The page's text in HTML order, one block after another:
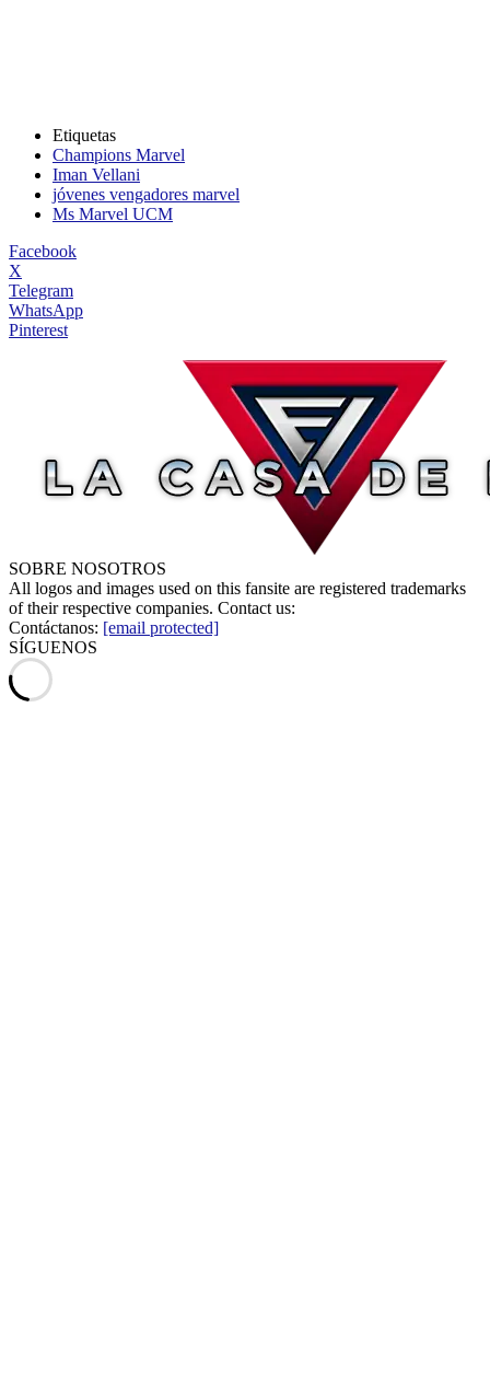
Etiquetas
Champions Marvel
Iman Vellani
jóvenes vengadores marvel
Ms Marvel UCM
Facebook
X
Telegram
WhatsApp
Pinterest
SOBRE NOSOTROS
All logos and images used on this fansite are registered trademarks
of their respective companies. Contact us:
Contáctanos: [email protected]
SÍGUENOS